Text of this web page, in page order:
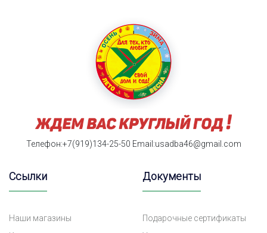
Телефон:+7(919)134-25-50 Email:usadba46@gmail.com
Ссылки
Наши магазины
Документы
Подарочные сертификаты